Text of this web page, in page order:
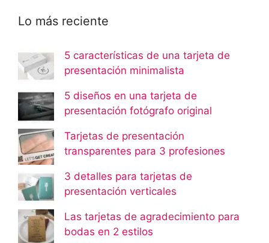
Lo más reciente
5 características de una tarjeta de
presentación minimalista
5 diseños en una tarjeta de
presentación fotógrafo original
Tarjetas de presentación
transparentes para 3 profesiones
3 detalles para tarjetas de
presentación verticales
Las tarjetas de agradecimiento para
bodas en 2 estilos